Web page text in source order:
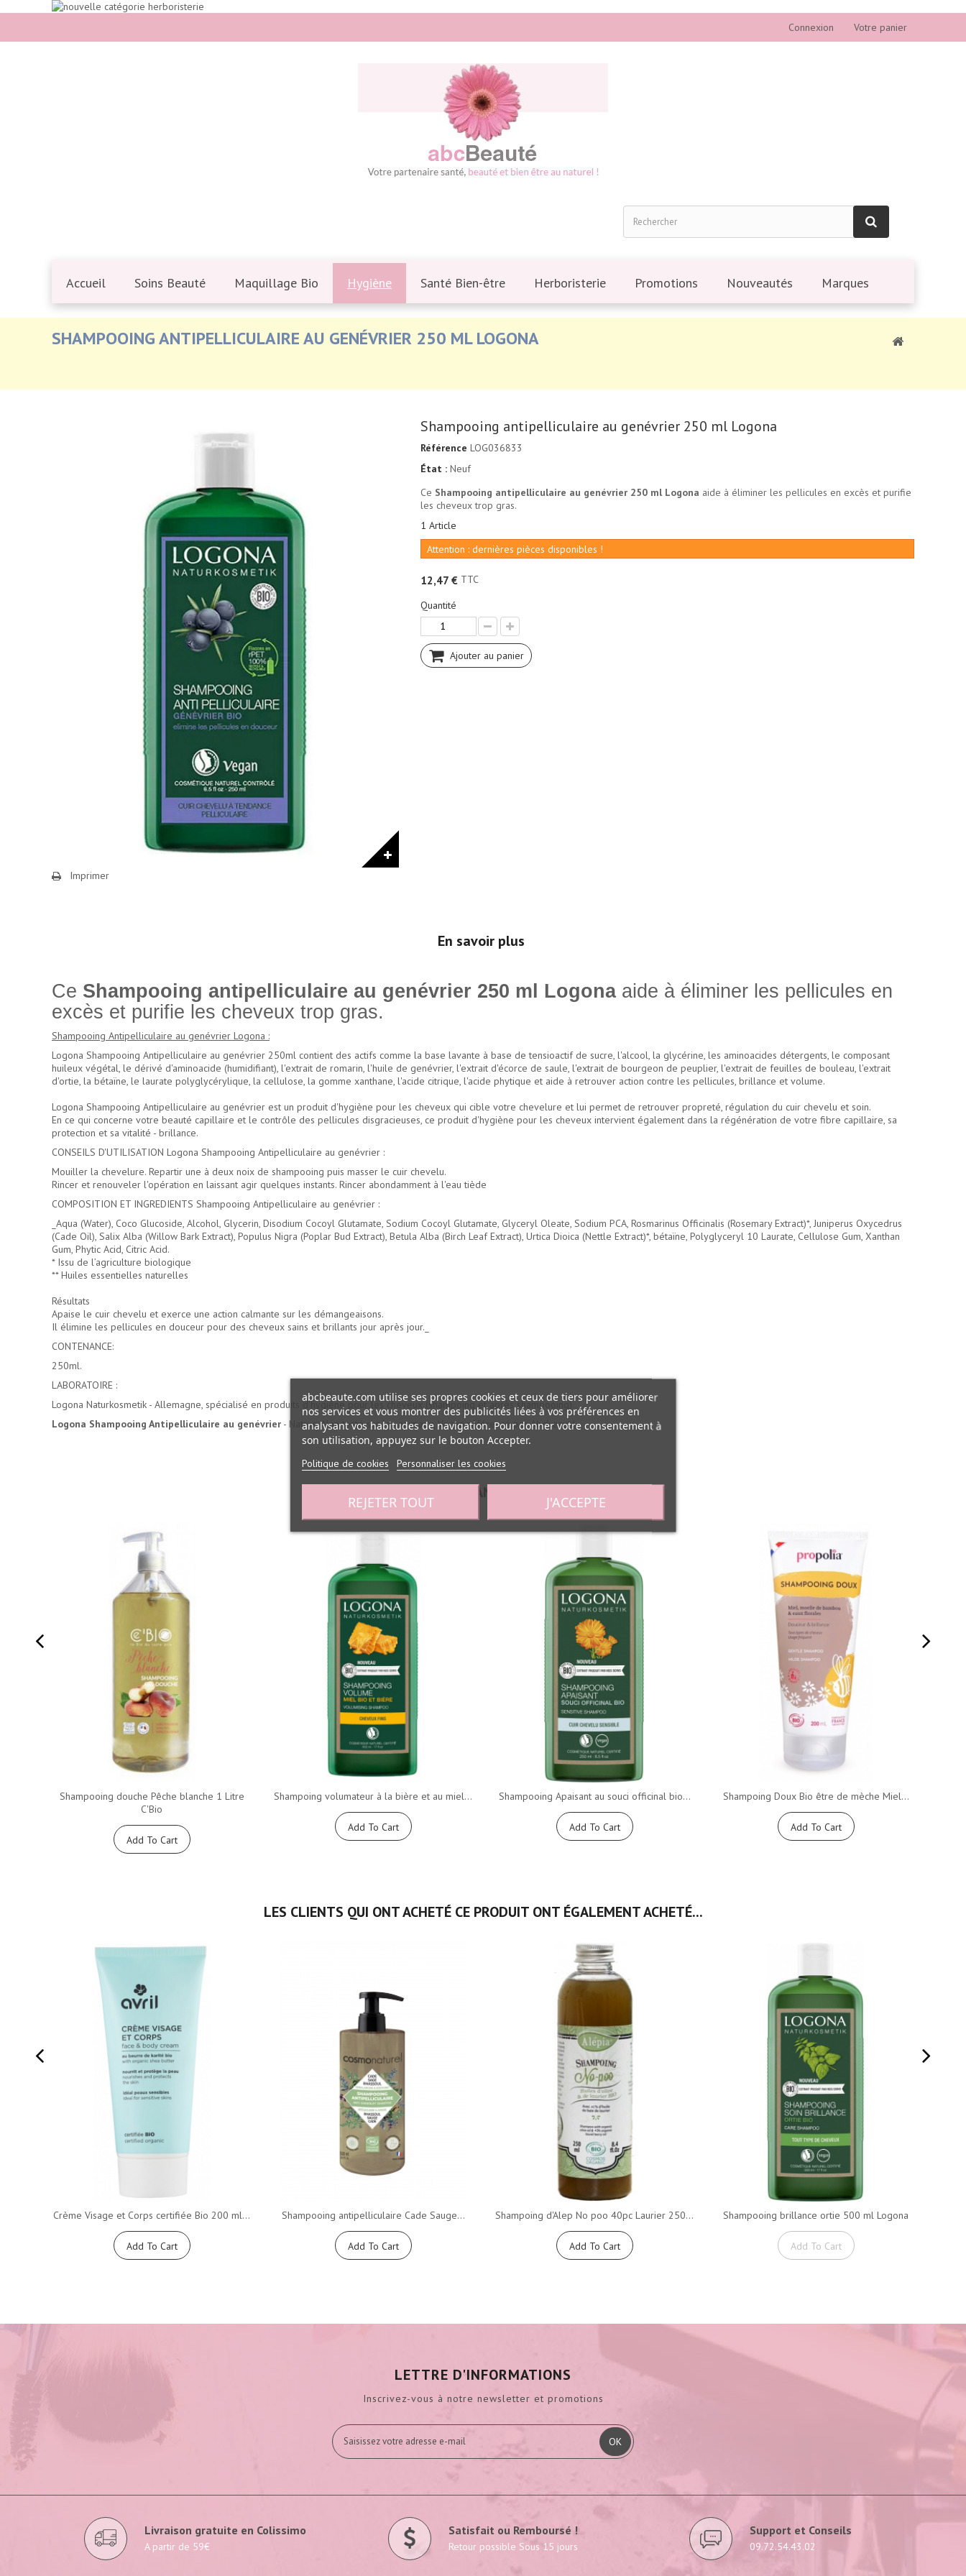
Connexion Votre panier
Accueil Soins Beauté Maquillage Bio Hygiène Santé Bien-être Herboristerie Promotions Nouveautés Marques
SHAMPOOING ANTIPELLICULAIRE AU GENÉVRIER 250 ML LOGONA
Imprimer
Shampooing antipelliculaire au genévrier 250 ml Logona
Référence LOG036833
État : Neuf
Ce Shampooing antipelliculaire au genévrier 250 ml Logona aide à éliminer les pellicules en excès et purifie
les cheveux trop gras.
1 Article
Attention : dernières pièces disponibles !
12,47 € TTC
Quantité
Ajouter au panier
En savoir plus
Ce Shampooing antipelliculaire au genévrier 250 ml Logonaaide à éliminer les pellicules en
excès et purifie les cheveux trop gras.
Shampooing Antipelliculaire au genévrier Logona :
Logona Shampooing Antipelliculaire au genévrier 250ml contient des actifs comme la base lavante à base de tensioactif de sucre, l'alcool, la glycérine, les aminoacides détergents, le composant
huileux végétal, le dérivé d'aminoacide (humidifiant), l'extrait de romarin, l'huile de genévrier, l'extrait d'écorce de saule, l'extrait de bourgeon de peuplier, l'extrait de feuilles de bouleau, l'extrait
d'ortie, la bétaïne, le laurate polyglycérylique, la cellulose, la gomme xanthane, l'acide citrique, l'acide phytique et aide à retrouver action contre les pellicules, brillance et volume.
Logona Shampooing Antipelliculaire au genévrier est un produit d'hygiène pour les cheveux qui cible votre chevelure et lui permet de retrouver propreté, régulation du cuir chevelu et soin.
En ce qui concerne votre beauté capillaire et le contrôle des pellicules disgracieuses, ce produit d'hygiène pour les cheveux intervient également dans la régénération de votre fibre capillaire, sa
protection et sa vitalité - brillance.
CONSEILS D'UTILISATION Logona Shampooing Antipelliculaire au genévrier :
Mouiller la chevelure. Repartir une à deux noix de shampooing puis masser le cuir chevelu.
Rincer et renouveler l'opération en laissant agir quelques instants. Rincer abondamment à l'eau tiède
COMPOSITION ET INGREDIENTS Shampooing Antipelliculaire au genévrier :
_Aqua (Water), Coco Glucoside, Alcohol, Glycerin, Disodium Cocoyl Glutamate, Sodium Cocoyl Glutamate, Glyceryl Oleate, Sodium PCA, Rosmarinus Officinalis (Rosemary Extract)*, Juniperus Oxycedrus
(Cade Oil), Salix Alba (Willow Bark Extract), Populus Nigra (Poplar Bud Extract), Betula Alba (Birch Leaf Extract), Urtica Dioica (Nettle Extract)*, bétaïne, Polyglyceryl 10 Laurate, Cellulose Gum, Xanthan
Gum, Phytic Acid, Citric Acid.
* Issu de l’agriculture biologique
** Huiles essentielles naturelles
Résultats
Apaise le cuir chevelu et exerce une action calmante sur les démangeaisons.
Il élimine les pellicules en douceur pour des cheveux sains et brillants jour après jour._
CONTENANCE:
250ml.
LABORATOIRE :
Logona Naturkosmetik - Allemagne, spécialisé en produits d'hygiène pour les cheveux (shampoing et après shampooing).
Logona Shampooing Antipelliculaire au genévrier - Natrue, Non testé sur les animaux, Vegan référencé par Abcbeauté.
Shampooing douche Pêche blanche 1 Litre
C'Bio
Add To Cart
Shampoing volumateur à la bière et au miel...
Add To Cart
Shampooing Apaisant au souci officinal bio...
Add To Cart
Shampoing Doux Bio être de mèche Miel...
Add To Cart
LES CLIENTS QUI ONT ACHETÉ CE PRODUIT ONT ÉGALEMENT ACHETÉ...
Crème Visage et Corps certifiée Bio 200 ml...
Add To Cart
Shampooing antipelliculaire Cade Sauge...
Add To Cart
Shampoing d'Alep No poo 40pc Laurier 250...
Add To Cart
Shampooing brillance ortie 500 ml Logona
Add To Cart
LETTRE D'INFORMATIONS
Inscrivez-vous à notre newsletter et promotions
OK
Livraison gratuite en Colissimo
A partir de 59€
Satisfait ou Remboursé !
Retour possible Sous 15 jours
Support et Conseils
09.72.54.43.02
abcbeaute.com utilise ses propres cookies et ceux de tiers pour améliorer
nos services et vous montrer des publicités liées à vos préférences en
analysant vos habitudes de navigation. Pour donner votre consentement à
son utilisation, appuyez sur le bouton Accepter.
Politique de cookies Personnaliser les cookies
REJETER TOUT J'ACCEPTE